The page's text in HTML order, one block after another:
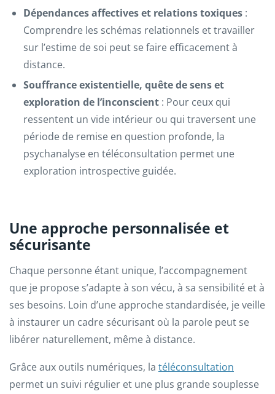
Dépendances affectives et relations toxiques :
Comprendre les schémas relationnels et travailler
sur l’estime de soi peut se faire efficacement à
distance.
Souffrance existentielle, quête de sens et
exploration de l’inconscient : Pour ceux qui
ressentent un vide intérieur ou qui traversent une
période de remise en question profonde, la
psychanalyse en téléconsultation permet une
exploration introspective guidée.
Une approche personnalisée et
sécurisante
Chaque personne étant unique, l’accompagnement
que je propose s’adapte à son vécu, à sa sensibilité et à
ses besoins. Loin d’une approche standardisée, je veille
à instaurer un cadre sécurisant où la parole peut se
libérer naturellement, même à distance.
Grâce aux outils numériques, la téléconsultation
permet un suivi régulier et une plus grande souplesse